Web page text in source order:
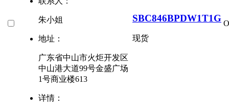
朱小姐
地址：
广东省中山市火炬开发区
中山港大道99号金盛广场
1号商业楼613
详情：
SBC846BPDW1T1G
现货